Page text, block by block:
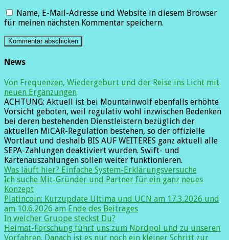
Name, E-Mail-Adresse und Website in diesem Browser
für meinen nächsten Kommentar speichern.
News
Von Frequenzen, Wiedergeburt und der Reise ins Licht mit
neuen Ergänzungen
ACHTUNG: Aktuell ist bei Mountainwolf ebenfalls erhöhte
Vorsicht geboten, weil regulativ wohl inzwischen Bedenken
bei deren bestehenden Dienstleistern bezüglich der
aktuellen MiCAR-Regulation bestehen, so der offizielle
Wortlaut und deshalb BIS AUF WEITERES ganz aktuell alle
SEPA-Zahlungen deaktiviert wurden. Swift- und
Kartenauszahlungen sollen weiter funktionieren.
Was läuft hier? Einfache System-Erklärungsversuche
Ich suche Mit-Gründer und Partner für ein ganz neues
Konzept
Platincoin: Kurzupdate Ultima und UCN am 17.3.2026 und
am 10.6.2026 am Ende des Beitrages
In welcher Gruppe steckst Du?
Heimat-Forschung führt uns zum Nordpol und zu unseren
Vorfahren. Danach ist es nur noch ein kleiner Schritt zur